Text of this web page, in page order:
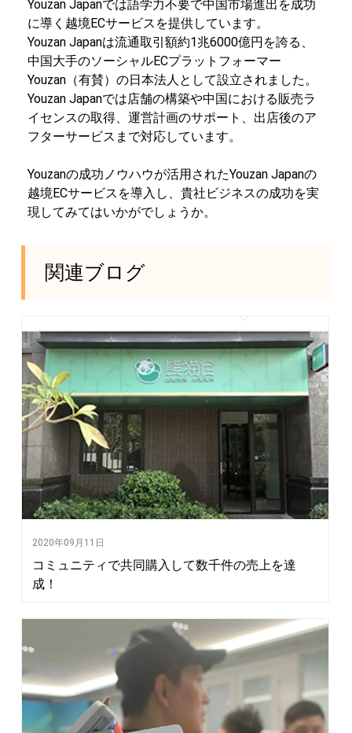
Youzan Japanでは語学力不要で中国市場進出を成功
に導く越境ECサービスを提供しています。
Youzan Japanは流通取引額約1兆6000億円を誇る、
中国大手のソーシャルECプラットフォーマー
Youzan（有賛）の日本法人として設立されました。
Youzan Japanでは店舗の構築や中国における販売ラ
イセンスの取得、運営計画のサポート、出店後のア
フターサービスまで対応しています。
Youzanの成功ノウハウが活用されたYouzan Japanの
越境ECサービスを導入し、貴社ビジネスの成功を実
現してみてはいかがでしょうか。
関連ブログ
2020年09月11日
コミュニティで共同購入して数千件の売上を達
成！